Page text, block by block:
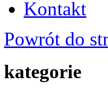
Kontakt
Powrót do
kategorie